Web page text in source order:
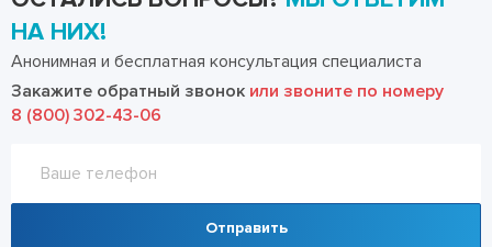
НА НИХ!
Анонимная и бесплатная консультация специалиста
Закажите обратный звонок или звоните по номеру
8 (800) 302-43-06
Отправить